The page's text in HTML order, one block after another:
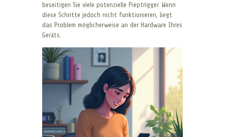
beseitigen Sie viele potenzielle Pieptrigger. Wenn
diese Schritte jedoch nicht funktionieren, liegt
das Problem möglicherweise an der Hardware Ihres
Geräts.